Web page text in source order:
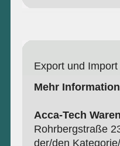
Export und Import
Mehr
Acca-Tech
Rohrbergstraße
der/den